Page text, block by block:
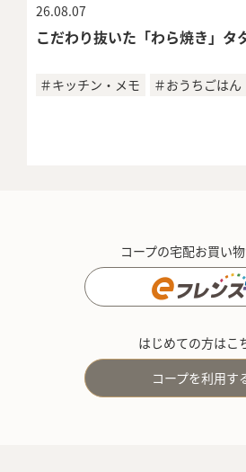
26.08.07
こだわり抜いた「わら焼き」タ
＃キッチン・メモ ＃おうちごはん
コープの宅配お買い
はじめての方はこ
コープを利用す